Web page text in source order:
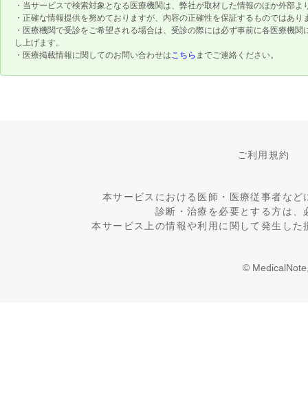
・当サービスで検索対象となる医療機関は、弊社が取材した情報のほか外部
・正確な情報提供を努めておりますが、内容の正確性を保証するものではあり
・医療機関で受診をご希望される場合は、受診の際には必ず事前に各医療機
し上げます。
・医療掲載情報に関してのお問い合わせはこちら までご連絡ください。
ご利用規約
本サービスにおける医師・医療従事者な
診断・治療を必要とする方は
本サービス上の情報や利用に関して発生し
©